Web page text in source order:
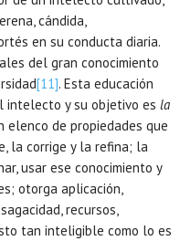
cándida,
en su conducta diaria.
del gran conocimiento
[11]. Esta educación
y su objetivo es la
elenco de propiedades que
la corrige y la refina; la
usar ese conocimiento y
otorga aplicación,
recursos,
tan inteligible como lo es